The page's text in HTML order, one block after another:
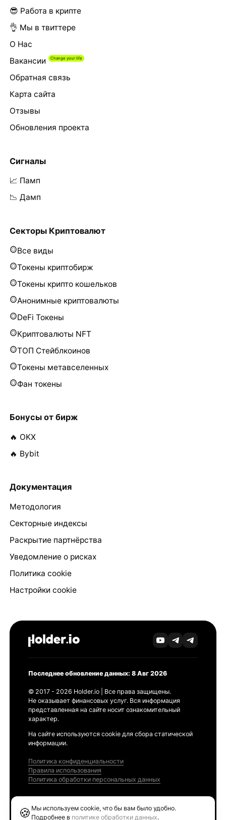
😎 Работа в крипте
👌 Мы в твиттере
О Нас
Вакансии
Обратная связь
Карта сайта
Отзывы
Обновления проекта
Сигналы
📈 Памп
📉 Дамп
Секторы Криптовалют
Все виды
Токены криптобирж
Токены крипто кошельков
Анонимные криптовалюты
DeFi Токены
Криптовалюты NFT
ТОП Стейблкоинов
Токены метавселенных
Фан токены
Бонусы от бирж
🔥 OKX
🔥 Bybit
Документация
Методология
Секторные индексы
Раскрытие партнёрства
Уведомление о рисках
Политика cookie
Настройки cookie
Последнее обновление данных: 8 Авг 2026
© 2017 - 2026 Holder.io | Все права защищены.
Не оказывает финансовых услуг. Вся информация
представленная на сайте носит ознакомительный
характер.
На сайте используются cookie для сбора статической
информации.
Политика конфиденциальности
Правила использования
Политика обработки персональных данных
🍪 Мы используем cookie, что бы вам было удобно.
Подробнее в политике обработки данных.
Ethereum GAS Tracker